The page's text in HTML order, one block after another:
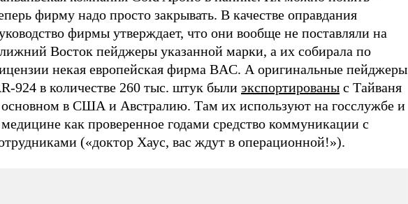
фирму надо просто закрывать. В качестве оправдания
фирмы утверждает, что они вообще не поставляли на
Восток пейджеры указанной марки, а их собирала по
некая европейская фирма BAC. А оригинальные пейджеры
924 в количестве 260 тыс. штук были экспортированы с Тайваня
основном в США и Австралию. Там их используют на госслужбе и
как проверенное годами средство коммуникации с
(«доктор Хаус, вас ждут в операционной!»).